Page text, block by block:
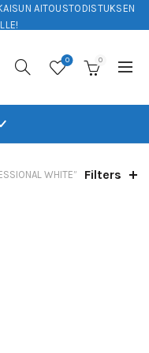
AITOUSTODISTUKSEN
0 0
WHITE” Filters